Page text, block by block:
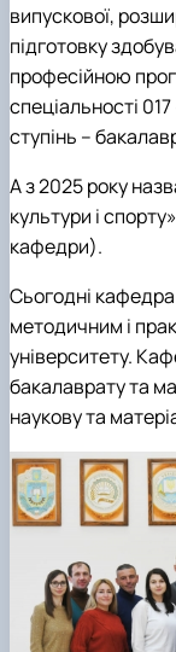
випускової,
підготовку
професійною
спеціальності
ступінь –
А з 2025 року
культури і
кафедри).
Сьогодні
методичним і
університету.
бакалаврату та
наукову та